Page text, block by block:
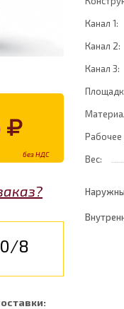
без НДС
8
Канал 1:
Канал 2:
Канал 3:
Вес: